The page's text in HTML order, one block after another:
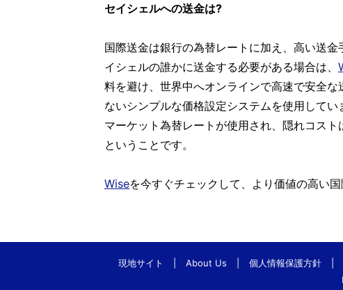
セイシェルへの送金は?
国際送金は銀行の為替レートに加え、高い送
イシェルの誰かに送金する必要がある場合は、
料を避け、世界中へオンラインで高速で安全
ないシンプルな価格設定システムを使用して
マーケット為替レートが使用され、隠れコス
ということです。
Wiseを今すぐチェックして、より価値の高い国
現地サイト About Us 個人情報保護方針